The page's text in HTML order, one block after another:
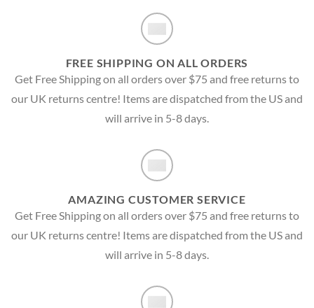
FREE SHIPPING ON ALL ORDERS
Get Free Shipping on all orders over $75 and free returns to
our UK returns centre! Items are dispatched from the US and
will arrive in 5-8 days.
AMAZING CUSTOMER SERVICE
Get Free Shipping on all orders over $75 and free returns to
our UK returns centre! Items are dispatched from the US and
will arrive in 5-8 days.